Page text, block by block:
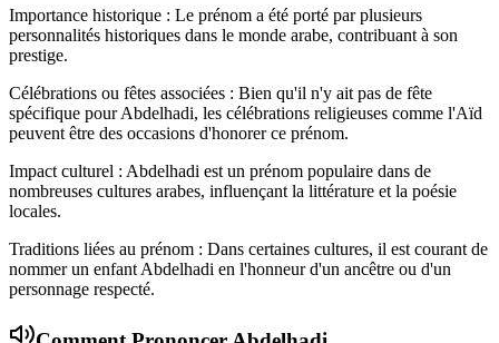
Importance historique : Le prénom a été porté par plusieurs
personnalités historiques dans le monde arabe, contribuant à son
prestige.
Célébrations ou fêtes associées : Bien qu'il n'y ait pas de fête
spécifique pour Abdelhadi, les célébrations religieuses comme l'Aïd
peuvent être des occasions d'honorer ce prénom.
Impact culturel : Abdelhadi est un prénom populaire dans de
nombreuses cultures arabes, influençant la littérature et la poésie
locales.
Traditions liées au prénom : Dans certaines cultures, il est courant de
nommer un enfant Abdelhadi en l'honneur d'un ancêtre ou d'un
personnage respecté.